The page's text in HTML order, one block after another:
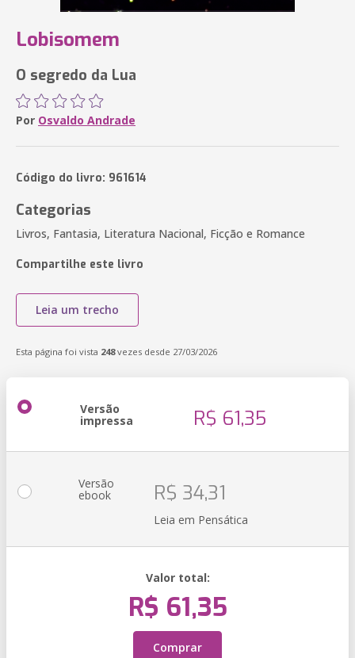
Lobisomem
O segredo da Lua
Por Osvaldo Andrade
Código do livro: 961614
Categorias
Livros, Fantasia, Literatura Nacional, Ficção e Romance
Compartilhe este livro
Leia um trecho
Esta página foi vista 248vezes desde 27/03/2026
Versão
impressa R$ 61,35
Versão
ebook R$ 34,31
Leia em Pensática
Valor total:
R$ 61,35
Comprar